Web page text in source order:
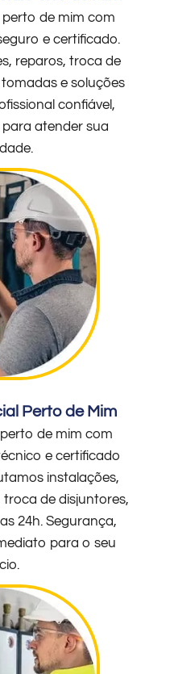
perto de mim com
e certificado.
reparos, troca de
e soluções
confiável,
atender sua
Perto de Mim
de mim com
e certificado
instalações,
de disjuntores,
24h. Segurança,
para o seu